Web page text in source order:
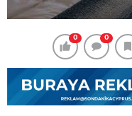
0 0